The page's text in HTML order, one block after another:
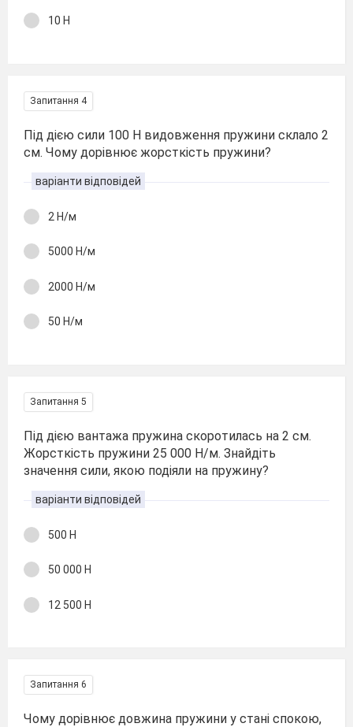
10 Н
Запитання 4
Під дією сили 100 Н видовження пружини склало 2
см. Чому дорівнює жорсткість пружини?
варіанти відповідей
2 Н/м
5000 Н/м
2000 Н/м
50 Н/м
Запитання 5
Під дією вантажа пружина скоротилась на 2 см.
Жорсткість пружини 25 000 Н/м. Знайдіть
значення сили, якою подіяли на пружину?
варіанти відповідей
500 Н
50 000 Н
12 500 Н
Запитання 6
Чому дорівнює довжина пружини у стані спокою,